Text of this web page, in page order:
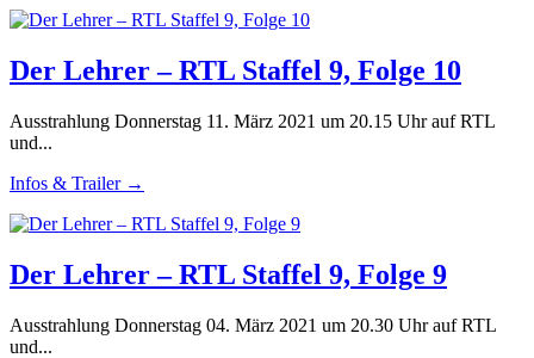
Der Lehrer – RTL Staffel 9, Folge 10
Ausstrahlung Donnerstag 11. März 2021 um 20.15 Uhr auf RTL
und...
Infos & Trailer →
Der Lehrer – RTL Staffel 9, Folge 9
Ausstrahlung Donnerstag 04. März 2021 um 20.30 Uhr auf RTL
und...